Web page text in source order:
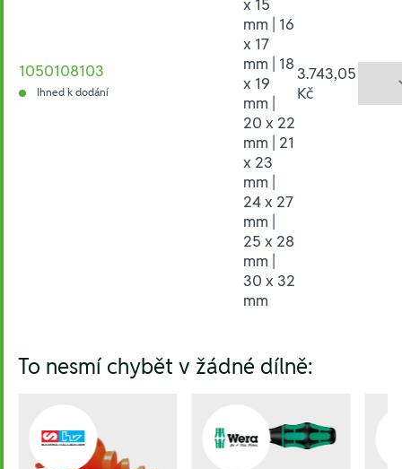
1050108103
Ihned k dodání
x 15
mm | 16
x 17
mm | 18
x 19
mm |
20 x 22
mm | 21
x 23
mm |
24 x 27
mm |
25 x 28
mm |
30 x 32
mm
3.743,05
Kč
To nesmí chybět v žádné dílně: